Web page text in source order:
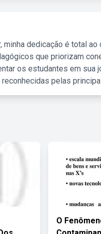
minha dedicação é total
que priorizam
os estudantes em sua
pelas
O